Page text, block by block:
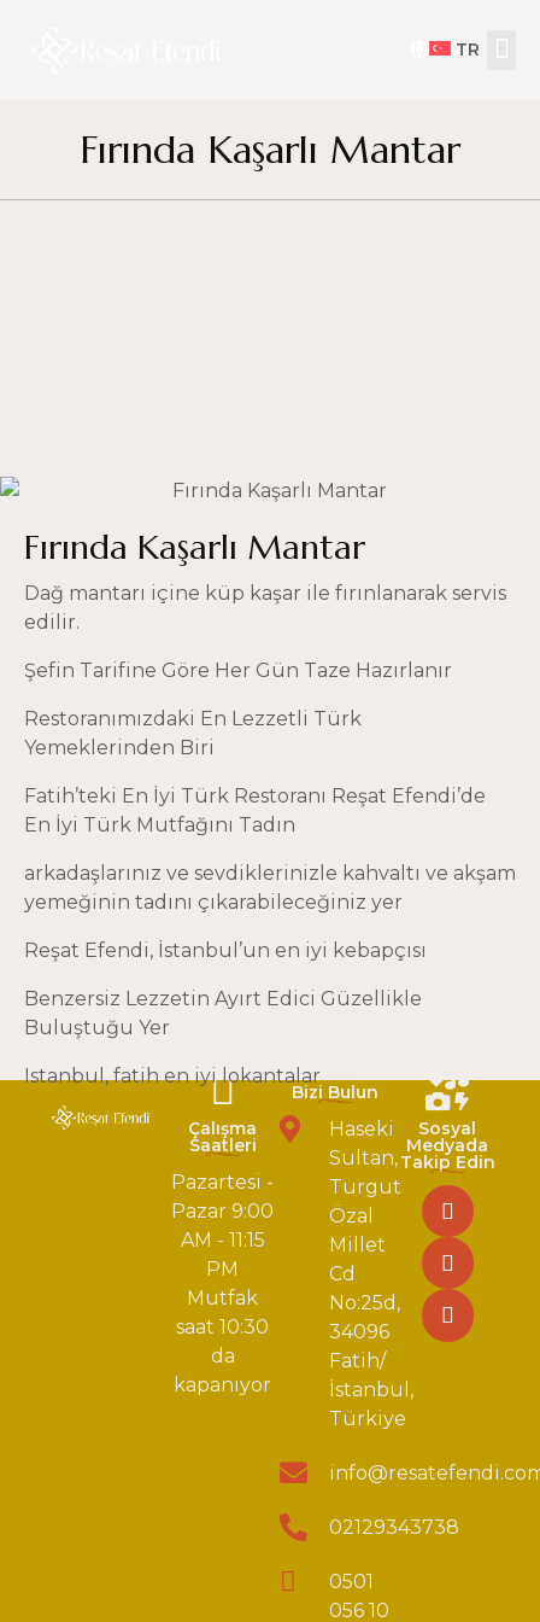
TR
Fırında Kaşarlı Mantar
Fırında Kaşarlı Mantar
Dağ mantarı içine küp kaşar ile fırınlanarak servis
edilir.
Şefin Tarifine Göre Her Gün Taze Hazırlanır
Restoranımızdaki En Lezzetli Türk
Yemeklerinden Biri
Fatih’teki En İyi Türk Restoranı Reşat Efendi’de
En İyi Türk Mutfağını Tadın
arkadaşlarınız ve sevdiklerinizle kahvaltı ve akşam
yemeğinin tadını çıkarabileceğiniz yer
Reşat Efendi, İstanbul’un en iyi kebapçısı
Benzersiz Lezzetin Ayırt Edici Güzellikle
Buluştuğu Yer
Istanbul, fatih en iyi lokantalar
Çalışma
Saatleri
Pazartesi -
Pazar 9:00
AM - 11:15
PM
Mutfak
saat 10:30
da
kapanıyor
Bizi Bulun
Haseki
Sultan,
Turgut
Özal
Millet
Cd
No:25d,
34096
Fatih/
İstanbul,
Türkiye
02129343738
0501
056 10
Sosyal
Medyada
Takip Edin